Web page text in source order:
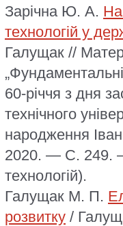
Зарічна Ю. А.
технологій у
Галущак //
60-річчя з дня
технічного
народження
2020. — С. 249. —
технологій).
Галущак М. П.
розвитку /